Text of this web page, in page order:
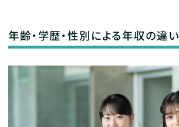
年齢・学歴・性別による年収の違い